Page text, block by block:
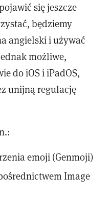
się jeszcze
będziemy
angielski i używać
możliwe,
do iOS i iPadOS,
unijną regulację
emoji (Genmoji)
Image